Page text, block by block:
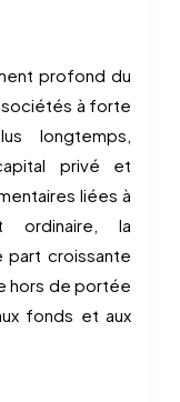
profond du
à forte
longtemps,
privé et
liées à
ordinaire, la
croissante
hors de portée
fonds et aux